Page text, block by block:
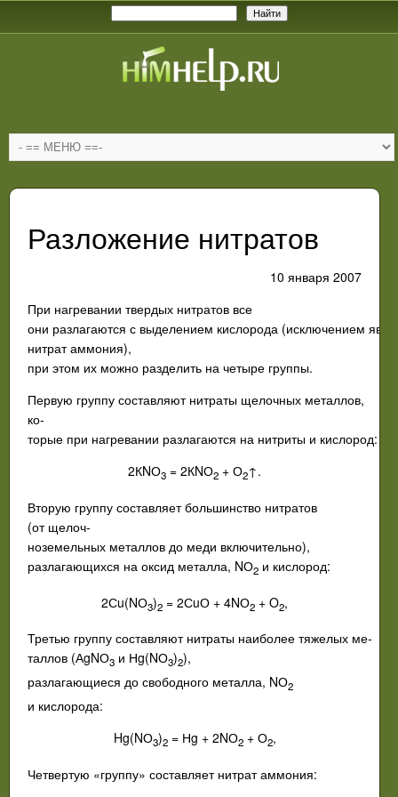
Разложение нитратов
10 января 2007
При нагревании твердых нитратов все
они разлагаются с выделением кислорода (исключением
нитрат аммония),
при этом их можно разделить на четыре груп­пы.
Первую группу составляют нитраты щелочных металлов,
ко­
торые при нагревании разлагаются на нитриты и кислород:
2КNО3 = 2КNО2 + О2↑.
Вторую группу составляет большинство нитратов
(от щелоч­
ноземельных металлов до меди включительно),
разлагающихся на оксид металла, NО2 и кислород:
2Сu(NО3)2 = 2СuО + 4NО2 + O2,
Третью группу составляют нитраты наиболее тяжелых ме­
таллов (АgNО3 и Нg(NО3)2),
разлагающиеся до свободного ме­талла, NО2
и кислорода:
Hg(NО3)2= Нg + 2NО2+ О2,
Четвертую «группу» составляет нитрат аммония: